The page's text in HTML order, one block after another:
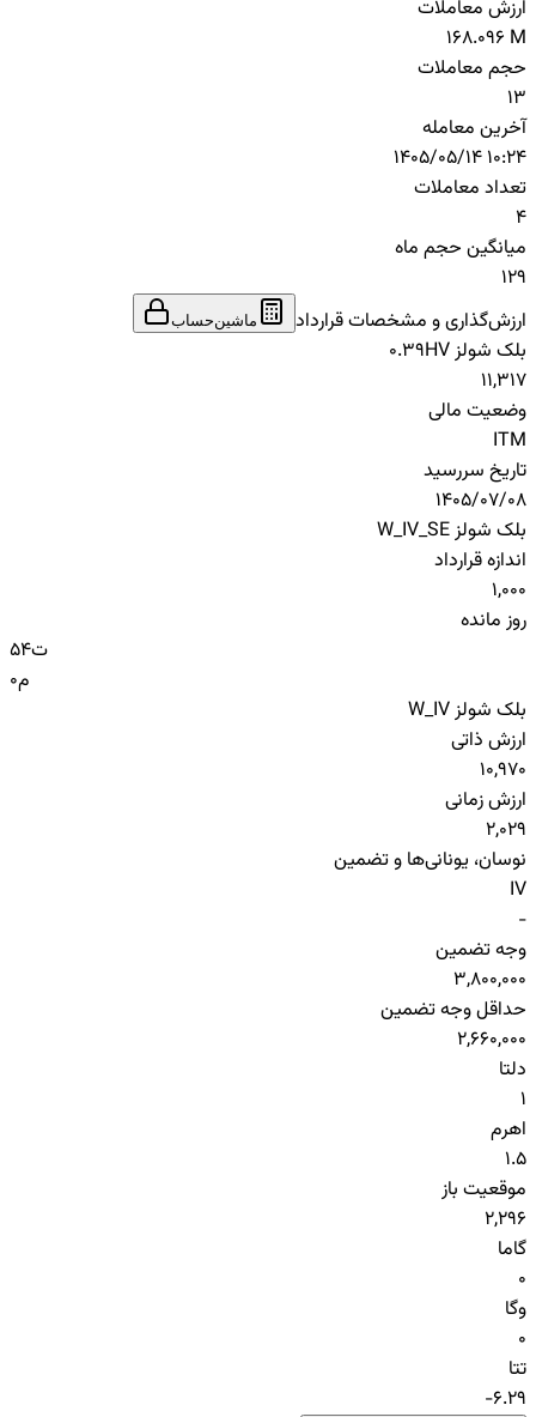
ارزش معاملات
168.096 M
حجم معاملات
13
آخرین معامله
1405/05/14 10:24
تعداد معاملات
4
میانگین حجم ماه
129
ارزش‌گذاری و مشخصات قرارداد
ماشین‌حساب
بلک شولز HV
0.39
11,317
وضعیت مالی
ITM
تاریخ سررسید
1405/07/08
بلک شولز W_IV_SE
اندازه قرارداد
1,000
روز مانده
54ت
0م
بلک شولز W_IV
ارزش ذاتی
10,970
ارزش زمانی
2,029
نوسان، یونانی‌ها و تضمین
IV
-
وجه تضمین
3,800,000
حداقل وجه تضمین
2,660,000
دلتا
1
اهرم
1.5
موقعیت باز
2,296
گاما
0
وگا
0
تتا
-6.29